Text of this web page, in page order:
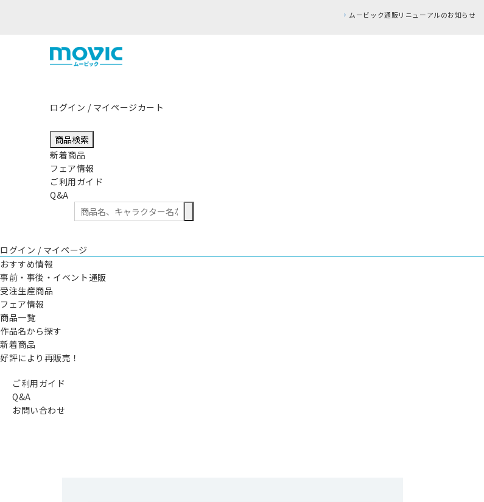
ムービック通販リニューアルのお知らせ
ログイン / マイページカート
商品検索
新着商品
フェア情報
ご利用ガイド
Q&A
ログイン / マイページ
おすすめ情報
事前・事後・イベント通販
受注生産商品
フェア情報
商品一覧
作品名から探す
新着商品
好評により再販売！
ご利用ガイド
Q&A
お問い合わせ